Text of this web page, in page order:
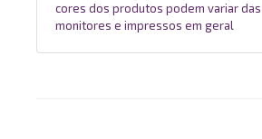
cores dos produtos podem variar
monitores e impressos em geral